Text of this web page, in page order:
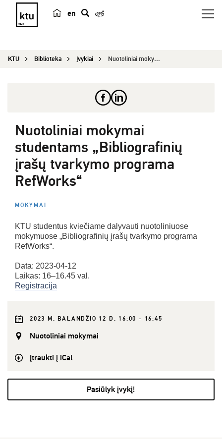
en
e
KTU Biblioteka Įvykiai Nuotoliniai mokymai studentams „Bibliografinių į...
Nuotoliniai mokymai
studentams „Bibliografinių
įrašų tvarkymo programa
RefWorks“
MOKYMAI
KTU studentus kviečiame dalyvauti nuotoliniuose
mokymuose „Bibliografinių įrašų tvarkymo programa
RefWorks“.
Data: 2023-04-12
Laikas: 16–16.45 val.
Registracija
2023 M. BALANDŽIO 12 D. 16:00 - 16:45
Nuotoliniai mokymai
Įtraukti į iCal
Pasiūlyk įvykį!